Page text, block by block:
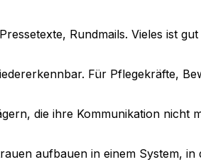
Rundmails. Vieles ist
Für Pflegekräfte,
die ihre Kommunikation nicht
aufbauen in einem System, in